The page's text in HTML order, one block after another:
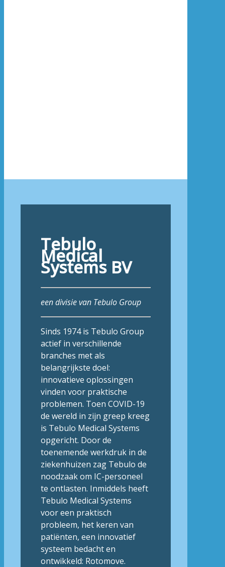
Tebulo
Medical
Systems BV
een divisie van Tebulo Group
Sinds 1974 is Tebulo Group
actief in verschillende
branches met als
belangrijkste doel:
innovatieve oplossingen
vinden voor praktische
problemen. Toen COVID-19
de wereld in zijn greep kreeg
is Tebulo Medical Systems
opgericht. Door de
toenemende werkdruk in de
ziekenhuizen zag Tebulo de
noodzaak om IC-personeel
te ontlasten. Inmiddels heeft
Tebulo Medical Systems
voor een praktisch
probleem, het keren van
patiënten, een innovatief
systeem bedacht en
ontwikkeld: Rotomove.